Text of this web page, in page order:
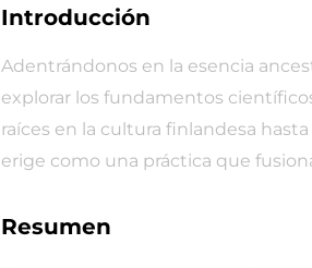
Introducción
Adentrándonos en la esencia
explorar los fundamentos
raíces en la cultura finlandesa
erige como una práctica que
Resumen